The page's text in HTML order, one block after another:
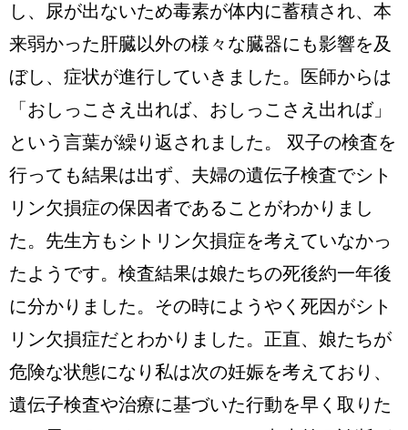
し、尿が出ないため毒素が体内に蓄積され、本
来弱かった肝臓以外の様々な臓器にも影響を及
ぼし、症状が進行していきました。医師からは
「おしっこさえ出れば、おしっこさえ出れば」
という言葉が繰り返されました。 双子の検査を
行っても結果は出ず、夫婦の遺伝子検査でシト
リン欠損症の保因者であることがわかりまし
た。先生方もシトリン欠損症を考えていなかっ
たようです。検査結果は娘たちの死後約一年後
に分かりました。その時にようやく死因がシト
リン欠損症だとわかりました。正直、娘たちが
危険な状態になり私は次の妊娠を考えており、
遺伝子検査や治療に基づいた行動を早く取りた